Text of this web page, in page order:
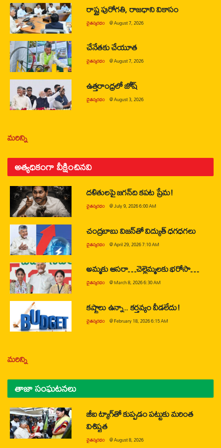
రాష్ట్ర పురోగతి, రాజధాని వికాసం
చైతన్యరధం @August 7, 2026
చేనేతకు చేయూత
చైతన్యరధం @August 7, 2026
ఉత్తరాంధ్రలో జోష్
చైతన్యరధం @August 3, 2026
మరిన్ని
అత్యధికంగా వీక్షించినవి
దళితులపై జగన్‌ది కపట ప్రేమ!
చైతన్యరధం @July 9, 2026 6:00 AM
చంద్రబాబు విజన్‌తో విద్యుత్ ధగధగలు
చైతన్యరధం @April 29, 2026 7:10 AM
అమ్మకు ఆసరా…చెల్లెమ్మలకు భరోసా…
చైతన్యరధం @March 8, 2026 6:30 AM
కష్టాలు ఉన్నా.. కర్తవ్యం వీడలేదు!
చైతన్యరధం @February 18, 2026 6:15 AM
మరిన్ని
తాజా సంఘటనలు
జీఐ ట్యాగ్‌తో కుప్పడం పట్టుకు మరింత
విశిష్టత
చైతన్యరధం @August 8, 2026